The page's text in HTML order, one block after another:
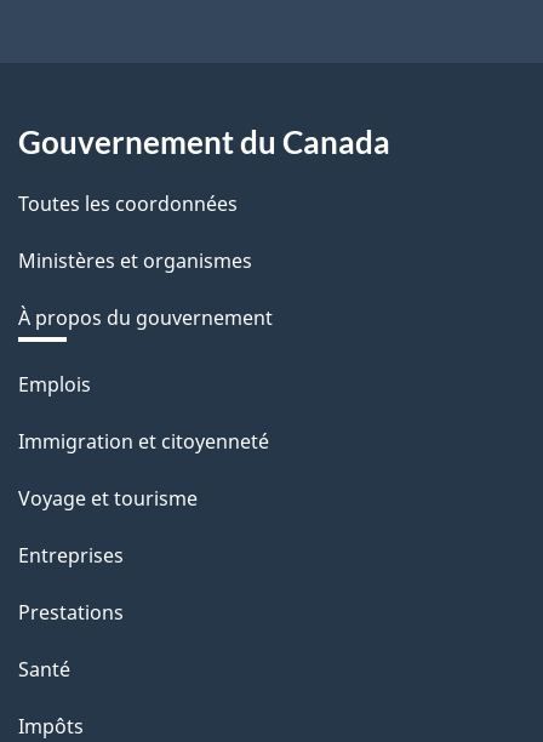
Gouvernement du Canada
Toutes les coordonnées
Ministères et organismes
À propos du gouvernement
Thèmes
sujets
Emplois
Immigration et citoyenneté
Voyage et tourisme
Entreprises
Prestations
Santé
Impôts